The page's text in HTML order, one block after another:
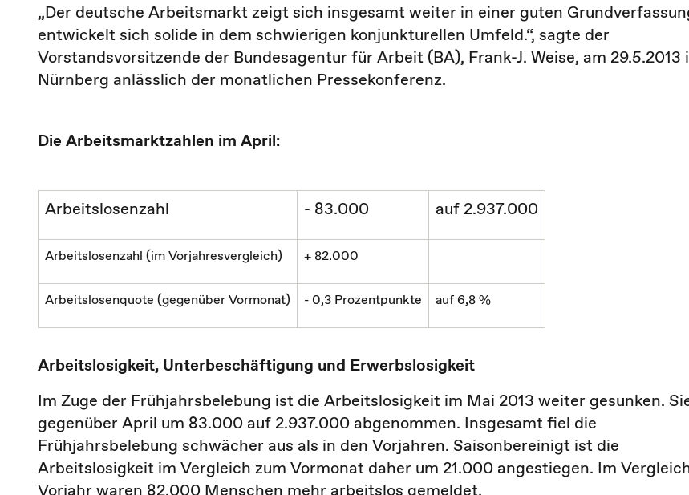
„Der deutsche Arbeitsmarkt zeigt sich insgesamt weiter in einer guten
entwickelt sich solide in dem schwierigen konjunkturellen Umfeld.“, sagte der
Vorstandsvorsitzende der Bundesagentur für Arbeit (BA), Frank-J. Weise, am 29.5.2013
Nürnberg anlässlich der monatlichen Pressekonferenz.
Die Arbeitsmarktzahlen im April:
Arbeitslosenzahl - 83.000 auf 2.937.000
Arbeitslosenzahl (im Vorjahresvergleich) + 82.000
Arbeitslosenquote (gegenüber Vormonat) - 0,3 Prozentpunkte auf 6,8 %
Arbeitslosigkeit, Unterbeschäftigung und Erwerbslosigkeit
Im Zuge der Frühjahrsbelebung ist die Arbeitslosigkeit im Mai 2013 weiter gesunken.
gegenüber April um 83.000 auf 2.937.000 abgenommen. Insgesamt fiel die
Frühjahrsbelebung schwächer aus als in den Vorjahren. Saisonbereinigt ist die
Arbeitslosigkeit im Vergleich zum Vormonat daher um 21.000 angestiegen. Im
Vorjahr waren 82.000 Menschen mehr arbeitslos gemeldet.